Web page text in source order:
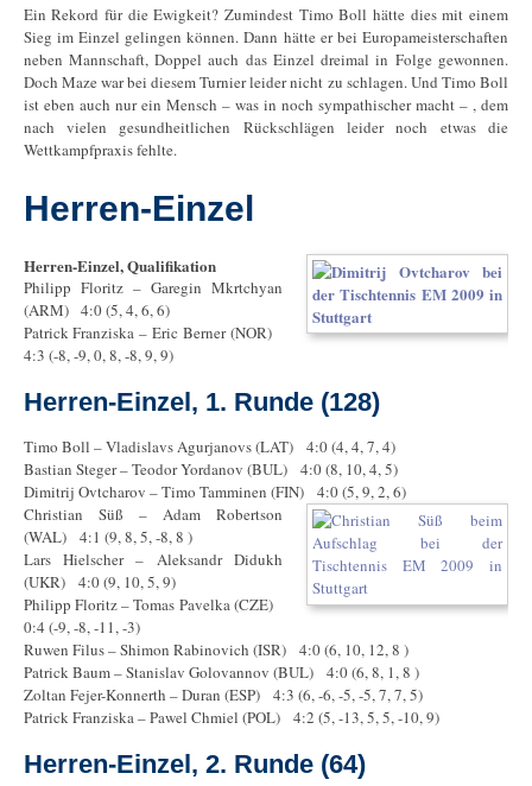
Ein Rekord für die Ewigkeit? Zumindest Timo Boll hätte dies mit einem
Sieg im Einzel gelingen können. Dann hätte er bei Europameisterschaften
neben Mannschaft, Doppel auch das Einzel dreimal in Folge gewonnen.
Doch Maze war bei diesem Turnier leider nicht zu schlagen. Und Timo Boll
ist eben auch nur ein Mensch – was in noch sympathischer macht – , dem
nach vielen gesundheitlichen Rückschlägen leider noch etwas die
Wettkampfpraxis fehlte.
Herren-Einzel
Herren-Einzel, Qualifikation
Philipp Floritz – Garegin Mkrtchyan
(ARM) 4:0 (5, 4, 6, 6)
Patrick Franziska – Eric Berner (NOR)
4:3 (-8, -9, 0, 8, -8, 9, 9)
Herren-Einzel, 1. Runde (128)
Timo Boll – Vladislavs Agurjanovs (LAT) 4:0 (4, 4, 7, 4)
Bastian Steger – Teodor Yordanov (BUL) 4:0 (8, 10, 4, 5)
Dimitrij Ovtcharov – Timo Tamminen (FIN) 4:0 (5, 9, 2, 6)
Christian Süß – Adam Robertson
(WAL) 4:1 (9, 8, 5, -8, 8 )
Lars Hielscher – Aleksandr Didukh
(UKR) 4:0 (9, 10, 5, 9)
Philipp Floritz – Tomas Pavelka (CZE)
0:4 (-9, -8, -11, -3)
Ruwen Filus – Shimon Rabinovich (ISR) 4:0 (6, 10, 12, 8 )
Patrick Baum – Stanislav Golovannov (BUL) 4:0 (6, 8, 1, 8 )
Zoltan Fejer-Konnerth – Duran (ESP) 4:3 (6, -6, -5, -5, 7, 7, 5)
Patrick Franziska – Pawel Chmiel (POL) 4:2 (5, -13, 5, 5, -10, 9)
Herren-Einzel, 2. Runde (64)